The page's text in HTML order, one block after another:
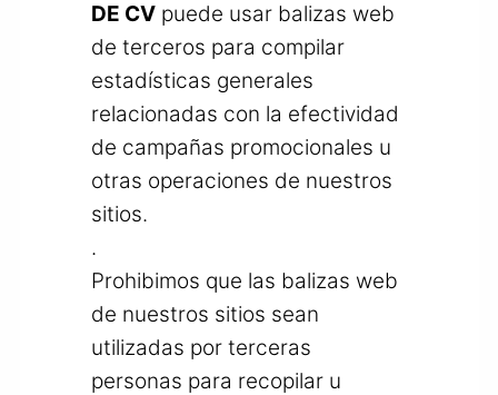
DE CVpuede usar balizas web
de terceros para compilar
estadísticas generales
relacionadas con la efectividad
de campañas promocionales u
otras operaciones de nuestros
sitios.
.
Prohibimos que las balizas web
de nuestros sitios sean
utilizadas por terceras
personas para recopilar u